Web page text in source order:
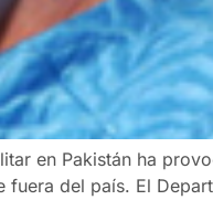
en Pakistán ha
del país. El